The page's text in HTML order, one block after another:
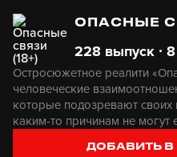
ОПАСНЫЕ
228 выпуск ∙
ДОБАВИТЬ В
Остросюжетное реалити
человеческие
которые подозревают своих
каким-то причинам не могут